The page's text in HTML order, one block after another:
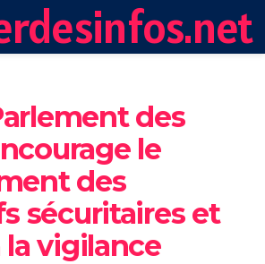
des
le
des
sécuritaires et
la vigilance